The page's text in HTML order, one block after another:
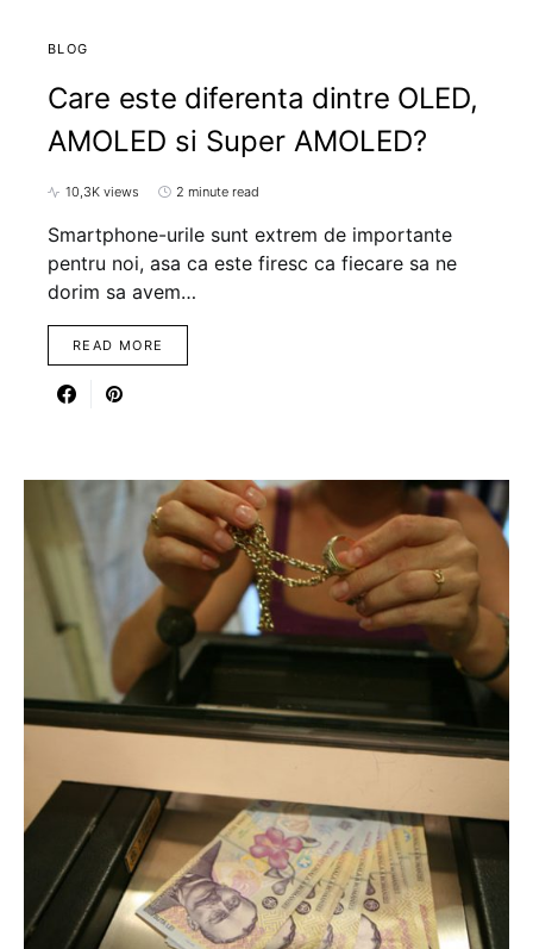
BLOG
Care este diferenta dintre OLED,
AMOLED si Super AMOLED?
10,3K views 2 minute read
Smartphone-urile sunt extrem de importante
pentru noi, asa ca este firesc ca fiecare sa ne
dorim sa avem…
READ MORE